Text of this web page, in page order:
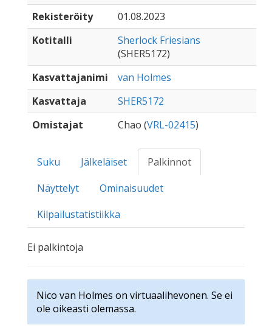
Rekisteröity
01.08.2023
Kotitalli
Sherlock Friesians
(SHER5172)
Kasvattajanimi
van Holmes
Kasvattaja
SHER5172
Omistajat
Chao (VRL-02415)
Suku Jälkeläiset
Palkinnot
Näyttelyt
Ominaisuudet
Kilpailustatistiikka
Ei palkintoja
Nico van Holmes on virtuaalihevonen. Se ei
ole oikeasti olemassa.